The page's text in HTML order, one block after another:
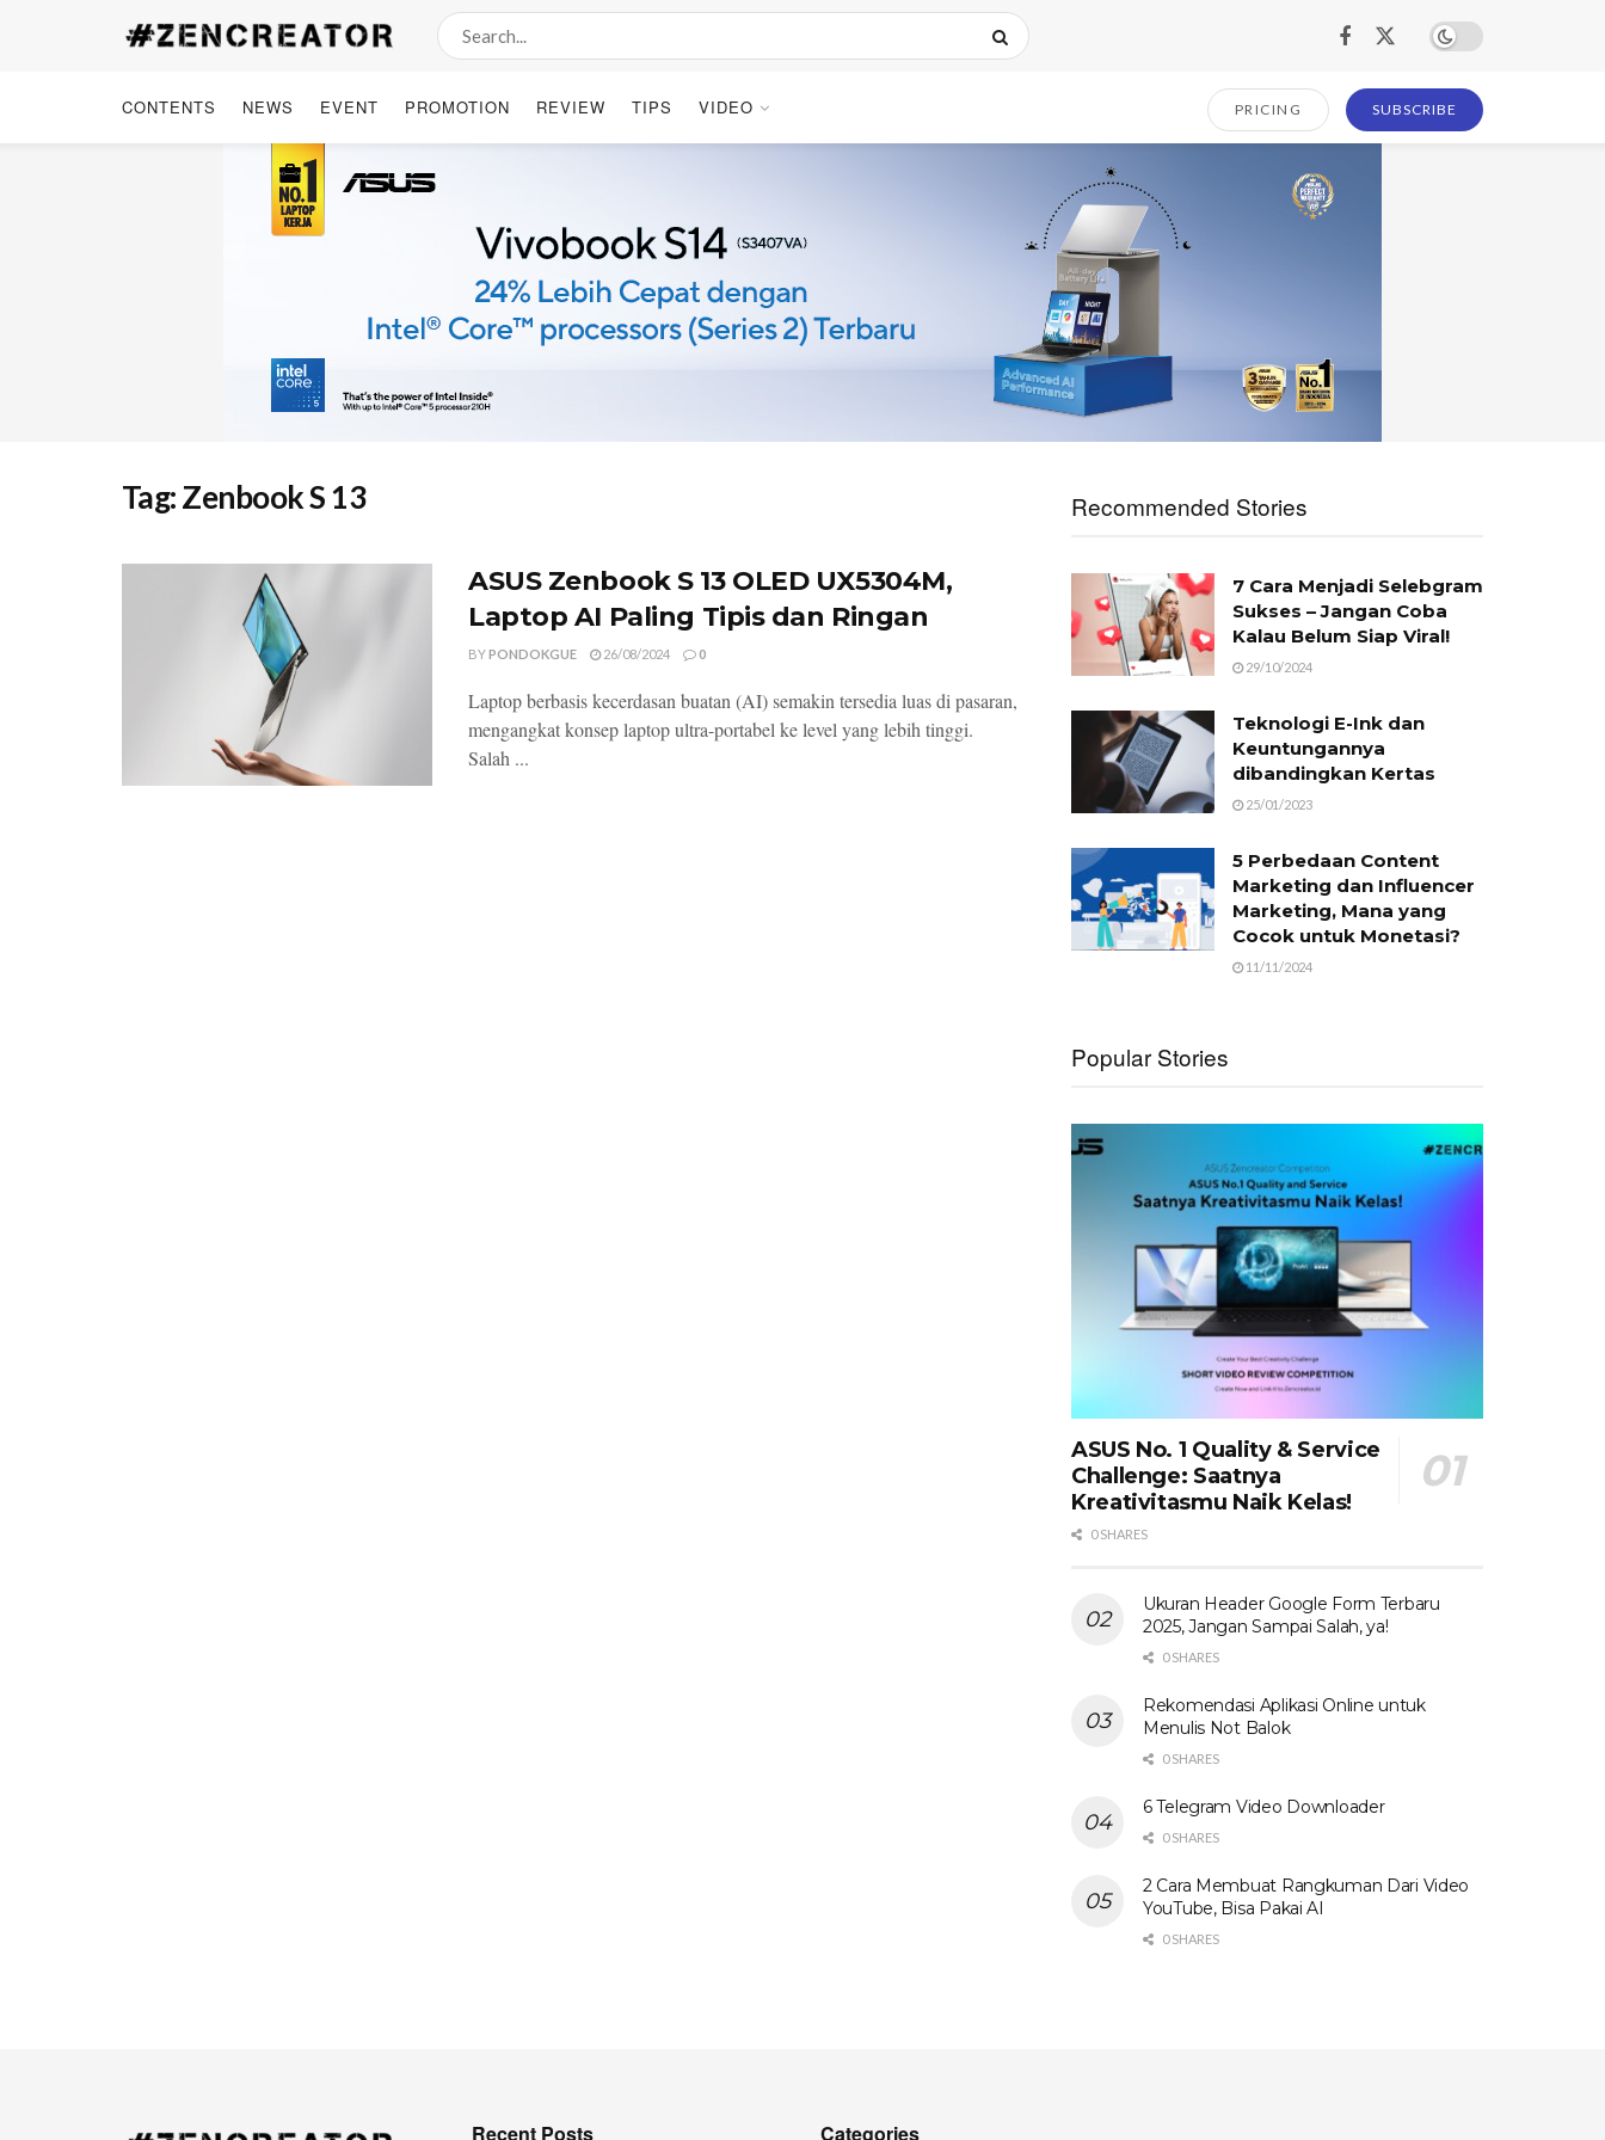
CONTENTS NEWS EVENT PROMOTION REVIEW TIPS VIDEO PRICING SUBSCRIBE
Tag:Zenbook S 13
ASUS Zenbook S 13 OLED UX5304M,
Laptop AI Paling Tipis dan Ringan
BYPONDOKGUE 26/08/2024 0
Laptop berbasis kecerdasan buatan (AI) semakin tersedia luas di pasaran,
mengangkat konsep laptop ultra-portabel ke level yang lebih tinggi.
Salah ...
Recommended Stories
7 Cara Menjadi Selebgram
Sukses – Jangan Coba
Kalau Belum Siap Viral!
29/10/2024
Teknologi E-Ink dan
Keuntungannya
dibandingkan Kertas
25/01/2023
5 Perbedaan Content
Marketing dan Influencer
Marketing, Mana yang
Cocok untuk Monetasi?
11/11/2024
Popular Stories
ASUS No. 1 Quality & Service
Challenge: Saatnya
Kreativitasmu Naik Kelas!
0 SHARES
Ukuran Header Google Form Terbaru
2025, Jangan Sampai Salah, ya!
0 SHARES
Rekomendasi Aplikasi Online untuk
Menulis Not Balok
0 SHARES
6 Telegram Video Downloader
0 SHARES
2 Cara Membuat Rangkuman Dari Video
YouTube, Bisa Pakai AI
0 SHARES
Recent Posts Categories